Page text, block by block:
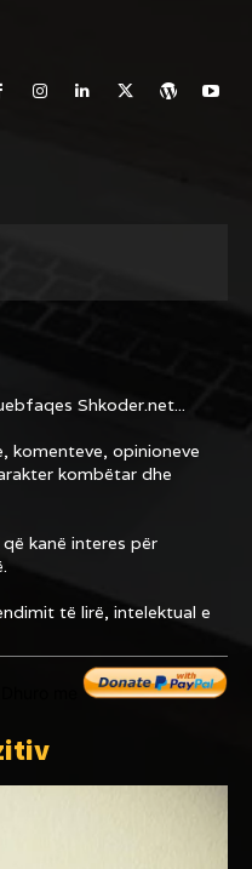
Shkoder.net...
komenteve, opinioneve
kombëtar dhe
kanë interes për
të lirë, intelektual e